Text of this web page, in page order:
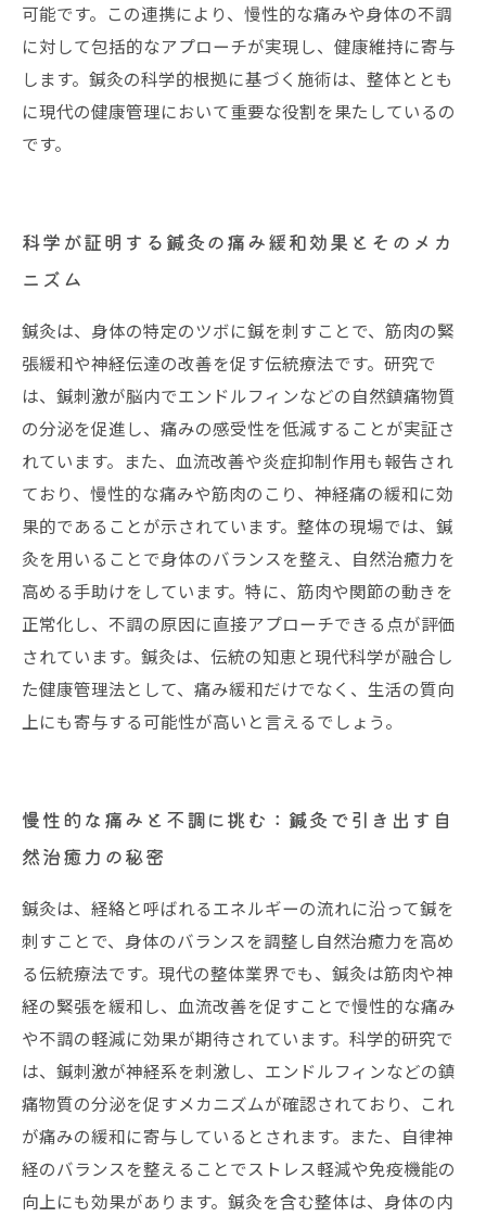
可能です。この連携により、慢性的な痛みや身体の不調
に対して包括的なアプローチが実現し、健康維持に寄与
します。鍼灸の科学的根拠に基づく施術は、整体ととも
に現代の健康管理において重要な役割を果たしているの
です。
科学が証明する鍼灸の痛み緩和効果とそのメカ
ニズム
鍼灸は、身体の特定のツボに鍼を刺すことで、筋肉の緊
張緩和や神経伝達の改善を促す伝統療法です。研究で
は、鍼刺激が脳内でエンドルフィンなどの自然鎮痛物質
の分泌を促進し、痛みの感受性を低減することが実証さ
れています。また、血流改善や炎症抑制作用も報告され
ており、慢性的な痛みや筋肉のこり、神経痛の緩和に効
果的であることが示されています。整体の現場では、鍼
灸を用いることで身体のバランスを整え、自然治癒力を
高める手助けをしています。特に、筋肉や関節の動きを
正常化し、不調の原因に直接アプローチできる点が評価
されています。鍼灸は、伝統の知恵と現代科学が融合し
た健康管理法として、痛み緩和だけでなく、生活の質向
上にも寄与する可能性が高いと言えるでしょう。
慢性的な痛みと不調に挑む：鍼灸で引き出す自
然治癒力の秘密
鍼灸は、経絡と呼ばれるエネルギーの流れに沿って鍼を
刺すことで、身体のバランスを調整し自然治癒力を高め
る伝統療法です。現代の整体業界でも、鍼灸は筋肉や神
経の緊張を緩和し、血流改善を促すことで慢性的な痛み
や不調の軽減に効果が期待されています。科学的研究で
は、鍼刺激が神経系を刺激し、エンドルフィンなどの鎮
痛物質の分泌を促すメカニズムが確認されており、これ
が痛みの緩和に寄与しているとされます。また、自律神
経のバランスを整えることでストレス軽減や免疫機能の
向上にも効果があります。鍼灸を含む整体は、身体の内